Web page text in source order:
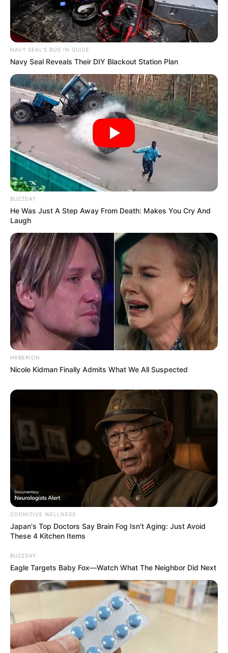
ചിത്രം പ്രദർശനത്തിനെത്തിക്കുന്നു.
Tags: kattalan
NAVY SEAL'S BUG IN GUIDE
Navy Seal Reveals Their DIY Blackout Station Plan
BUZZDAY
He Was Just A Step Away From Death: Makes You Cry And
Laugh
HABERION
Nicole Kidman Finally Admits What We All Suspected
COGNITIVE WELLNESS
Japan's Top Doctors Say Bra​in Fo​g Isn't Aging: Just Avoid
These 4 Kitchen Items
BUZZDAY
Eagle Targets Baby Fox—Watch What The Neighbor Did Next